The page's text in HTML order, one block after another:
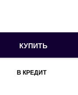
В КРЕДИТ